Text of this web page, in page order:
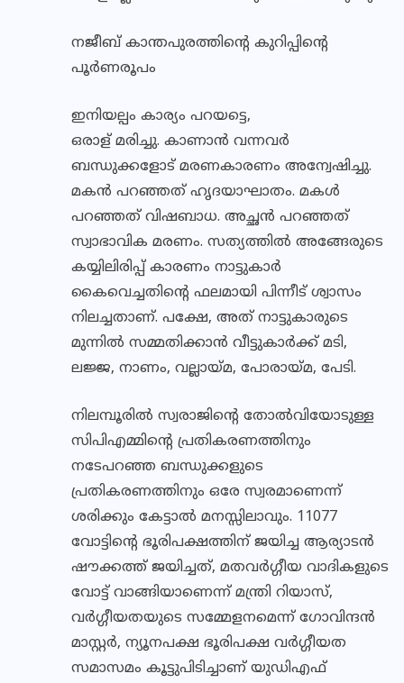
നജീബ് കാന്തപുരത്തിന്റെ കുറിപ്പിന്റെ
പൂർണരൂപം
ഇനിയല്പം കാര്യം പറയട്ടെ,
ഒരാള് മരിച്ചു. കാണാൻ വന്നവർ
ബന്ധുക്കളോട് മരണകാരണം അന്വേഷിച്ചു.
മകൻ പറഞ്ഞത് ഹൃദയാഘാതം. മകൾ
പറഞ്ഞത് വിഷബാധ. അച്ഛൻ പറഞ്ഞത്
സ്വാഭാവിക മരണം. സത്യത്തിൽ അങ്ങേരുടെ
കയ്യിലിരിപ്പ് കാരണം നാട്ടുകാർ
കൈവെച്ചതിൻ്റെ ഫലമായി പിന്നീട് ശ്വാസം
നിലച്ചതാണ്. പക്ഷേ, അത് നാട്ടുകാരുടെ
മുന്നിൽ സമ്മതിക്കാൻ വീട്ടുകാർക്ക് മടി,
ലജ്ജ, നാണം, വല്ലായ്മ, പോരായ്മ, പേടി.
നിലമ്പൂരിൽ സ്വരാജിൻ്റെ തോൽവിയോടുള്ള
സിപിഎമ്മിൻ്റെ പ്രതികരണത്തിനും
നടേപറഞ്ഞ ബന്ധുക്കളുടെ
പ്രതികരണത്തിനും ഒരേ സ്വരമാണെന്ന്
ശരിക്കും കേട്ടാൽ മനസ്സിലാവും. 11077
വോട്ടിൻ്റെ ഭൂരിപക്ഷത്തിന് ജയിച്ച ആര്യാടൻ
ഷൗക്കത്ത് ജയിച്ചത്, മതവർഗ്ഗീയ വാദികളുടെ
വോട്ട് വാങ്ങിയാണെന്ന് മന്ത്രി റിയാസ്,
വർഗ്ഗീയതയുടെ സമ്മേളനമെന്ന് ഗോവിന്ദൻ
മാസ്റ്റർ, ന്യൂനപക്ഷ ഭൂരിപക്ഷ വർഗ്ഗീയത
സമാസമം കൂട്ടുപിടിച്ചാണ് യുഡിഎഫ്